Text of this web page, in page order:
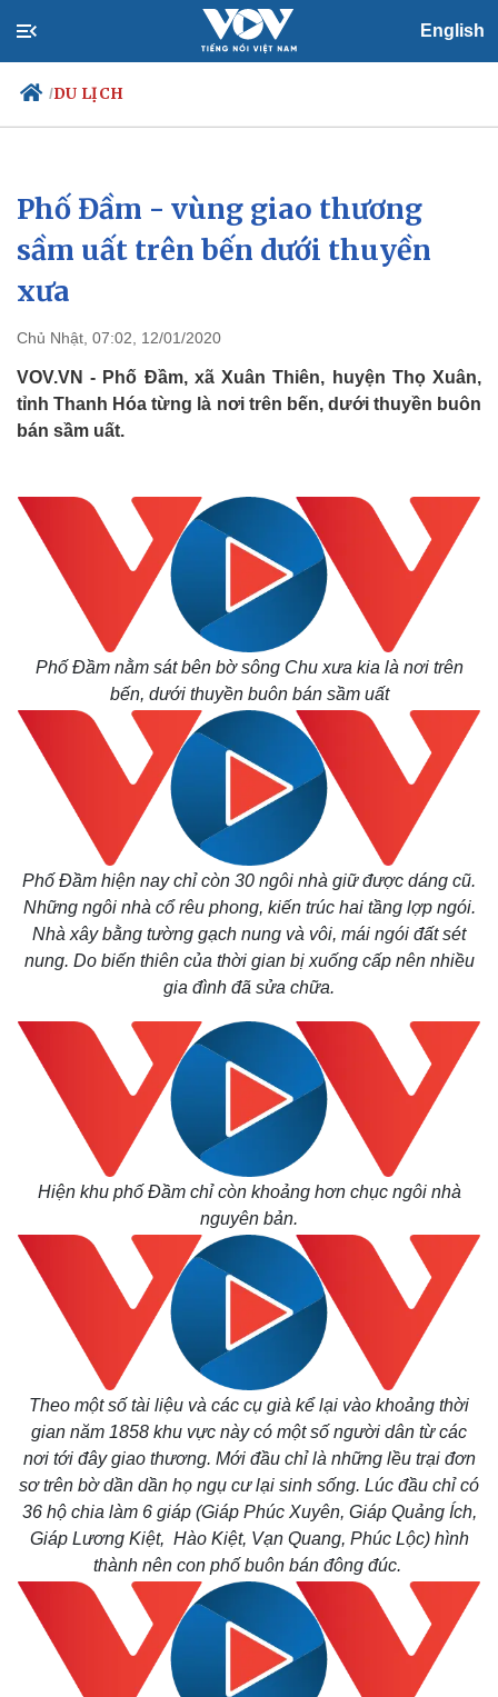
English
/DU LỊCH
Chính trị
Đảng
Tổ chức nhân sự
Quốc hội
Xã hội
Tin 24h
Dự báo thời tiết
Phố Đầm - vùng giao thương
sầm uất trên bến dưới thuyền
xưa
Chủ Nhật, 07:02, 12/01/2020
VOV.VN - Phố Đầm, xã Xuân Thiên, huyện Thọ Xuân,
tỉnh Thanh Hóa từng là nơi trên bến, dưới thuyền buôn
bán sầm uất.
Phố Đầm nằm sát bên bờ sông Chu xưa kia là nơi trên
bến, dưới thuyền buôn bán sầm uất
Phố Đầm hiện nay chỉ còn 30 ngôi nhà giữ được dáng cũ.
Những ngôi nhà cổ rêu phong, kiến trúc hai tầng lợp ngói.
Nhà xây bằng tường gạch nung và vôi, mái ngói đất sét
nung. Do biến thiên của thời gian bị xuống cấp nên nhiều
gia đình đã sửa chữa.
Hiện khu phố Đầm chỉ còn khoảng hơn chục ngôi nhà
nguyên bản.
Theo một số tài liệu và các cụ già kể lại vào khoảng thời
gian năm 1858 khu vực này có một số người dân từ các
nơi tới đây giao thương. Mới đầu chỉ là những lều trại đơn
sơ trên bờ dần dần họ ngụ cư lại sinh sống. Lúc đầu chỉ có
36 hộ chia làm 6 giáp (Giáp Phúc Xuyên, Giáp Quảng Ích,
Giáp Lương Kiệt, Hào Kiệt, Vạn Quang, Phúc Lộc) hình
thành nên con phố buôn bán đông đúc.